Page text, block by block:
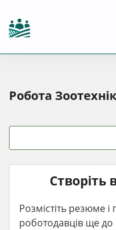
Робота
Створіть
Розмістіть резюме і
роботодавців ще до